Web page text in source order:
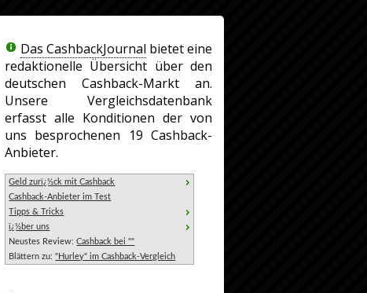
Das CashbackJournal bietet eine
redaktionelle Übersicht über den
deutschen Cashback-Markt an.
Unsere Vergleichsdatenbank
erfasst alle Konditionen der von
uns besprochenen 19 Cashback-
Anbieter.
Geld zurï¿½ck mit Cashback
Cashback-Anbieter im Test
Tipps & Tricks
ï¿½ber uns
Neustes Review:Cashback bei ""
Blättern zu:"Hurley" im Cashback-Vergleich